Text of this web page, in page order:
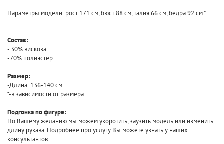
Параметры модели: рост 171 см, бюст 88 см, талия 66 см, бедра 92 см."
Состав:
- 30% вискоза
-70% полиэстер
Размер:
-Длина: 136-140 см
*-в зависимости от размера
Подгонка по фигуре:
По Вашему желанию мы можем укоротить, заузить модель или изменить
длину рукава. Подробнее про услугу Вы можете узнать у наших
консультантов.